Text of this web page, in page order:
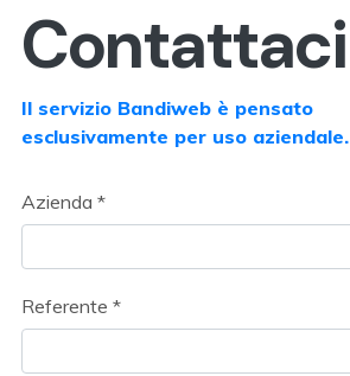
Contattaci
Il servizio Bandiweb è pensato
esclusivamente per uso aziendale.
Azienda *
Referente *